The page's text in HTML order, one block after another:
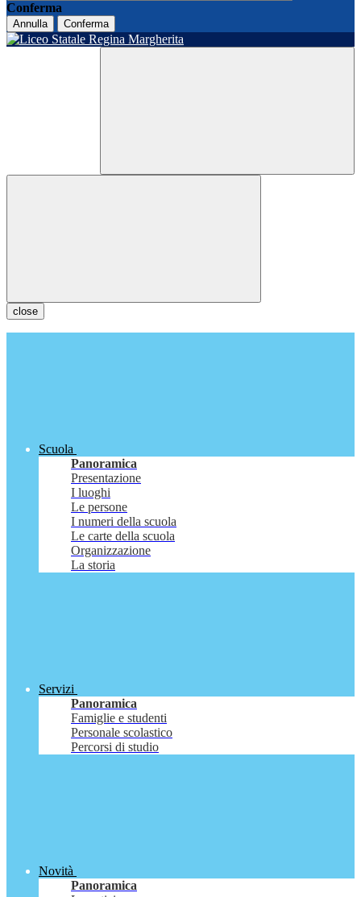
Conferma
Annulla Conferma
close
Scuola
Panoramica
Presentazione
I luoghi
Le persone
I numeri della scuola
Le carte della scuola
Organizzazione
La storia
Servizi
Panoramica
Famiglie e studenti
Personale scolastico
Percorsi di studio
Novità
Panoramica